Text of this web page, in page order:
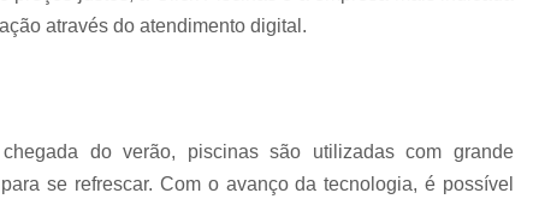
Filtro para Piscina de 3000 Litros
através do atendimento digital.
do verão, piscinas são utilizadas com grande
se refrescar. Com o avanço da tecnologia, é possível